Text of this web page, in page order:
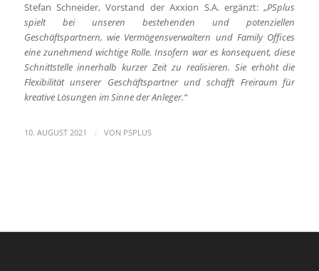
Stefan Schneider, Vorstand der Axxion S.A. ergänzt: „PSplus
spielt bei unseren bestehenden und potenziellen
Geschäftspartnern, wie Vermögensverwaltern und Family Offices
eine zunehmend wichtige Rolle. Insofern war es konsequent, diese
Schnittstelle innerhalb kurzer Zeit zu realisieren. Sie erhöht die
Flexibilität unserer Geschäftspartner und schafft Freiraum für
kreative Lösungen im Sinne der Anleger.“
10. AUGUST 2021 / VON PSPLUS